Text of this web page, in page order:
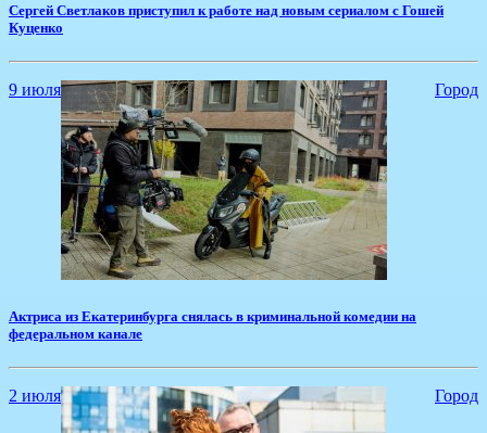
Сергей Светлаков приступил к работе над новым сериалом с Гошей
Куценко
9 июля Город
​Актриса из Екатеринбурга снялась в криминальной комедии на
федеральном канале
2 июля Город